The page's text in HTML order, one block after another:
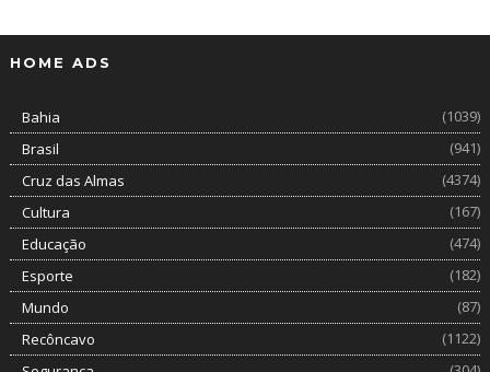
HOME ADS
Bahia
(1039)
Brasil
(941)
Cruz das Almas
(4374)
Cultura
(167)
Educação
(474)
Esporte
(182)
Mundo
(87)
Recôncavo
(1122)